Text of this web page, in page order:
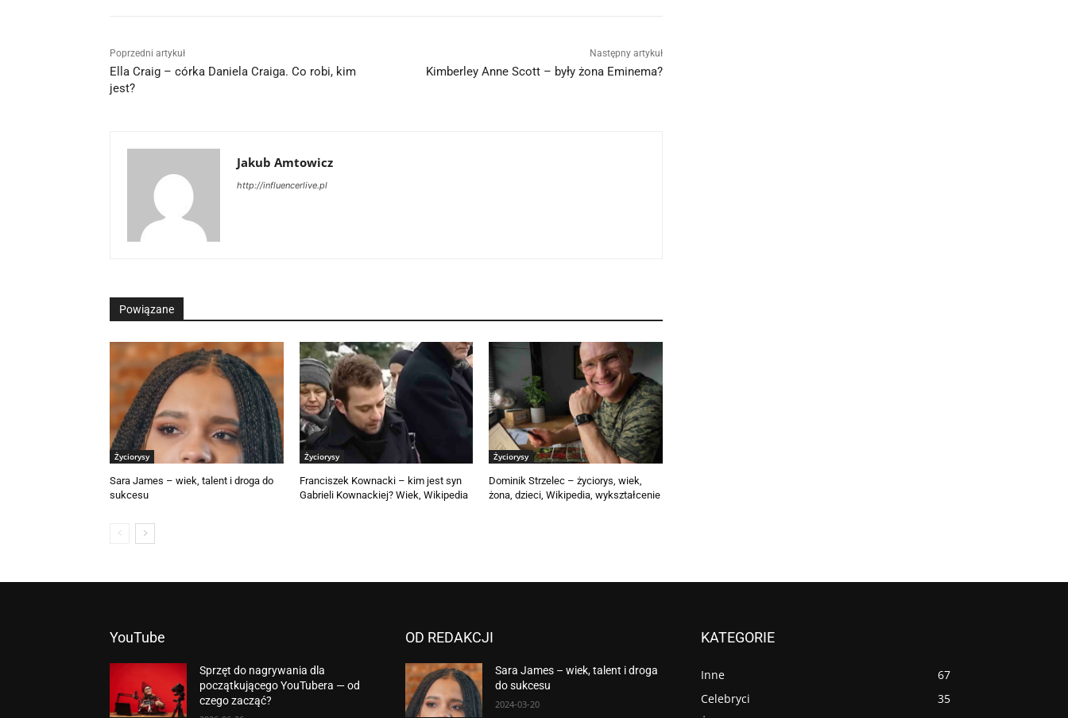
Poprzedni artykuł
Ella Craig – córka Daniela Craiga. Co robi, kim
jest?
Następny artykuł
Kimberley Anne Scott – były żona Eminema?
Jakub Amtowicz
http://influencerlive.pl
Powiązane
Życiorysy
Sara James – wiek, talent i droga do
sukcesu
Życiorysy
Franciszek Kownacki – kim jest syn
Gabrieli Kownackiej? Wiek, Wikipedia
Życiorysy
Dominik Strzelec – życiorys, wiek,
żona, dzieci, Wikipedia, wykształcenie
YouTube
Sprzęt do nagrywania dla
początkującego YouTubera — od
czego zacząć?
OD REDAKCJI
Sara James – wiek, talent i droga
do sukcesu
2024-03-20
KATEGORIE
Inne
67
Celebryci
35